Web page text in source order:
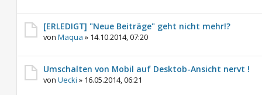
[ERLEDIGT] "Neue Beiträge" geht nicht mehr!?
von Maqua » 14.10.2014, 07:20
Umschalten von Mobil auf Desktob-Ansicht nervt !
von Uecki » 16.05.2014, 06:21